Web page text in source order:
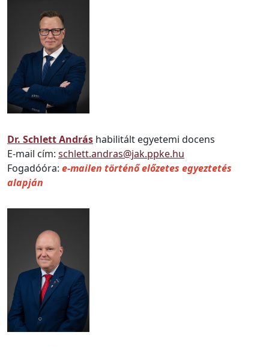
Dr. Schlett András habilitált egyetemi docens
E-mail cím: schlett.andras@jak.ppke.hu
Fogadóóra: e-mailen történő előzetes egyeztetés
alapján